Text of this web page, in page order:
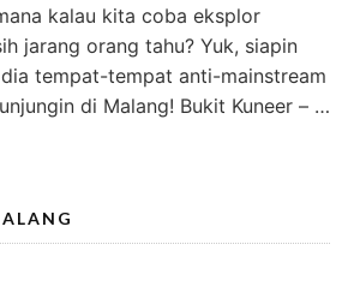
kalau kita coba eksplor
jarang orang tahu? Yuk, siapin
tempat-tempat anti-mainstream
di Malang! Bukit Kuneer – …